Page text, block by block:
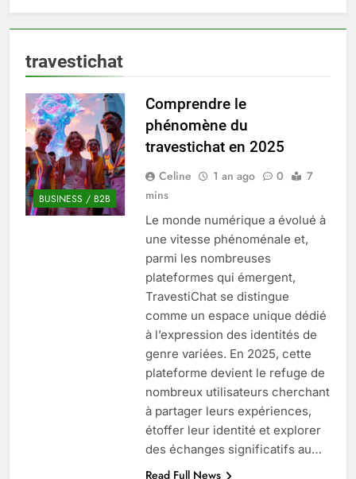
impact dans le domaine médical
4 Mois Ago
Quel est le salaire de Myriam Seurat en
2025 ?
4 Mois Ago
Okrami : comprendre ses
fonctionnalités clés et avantages
4 Mois Ago
Découvrez notre test d’orientation
gratuit spécialement conçu pour
collégiens et lycéens
4 Mois Ago
Liste complète des marques
rezoactif.com à connaître en 2025
4 Mois Ago
travestichat
BUSINESS / B2B
Comprendre le
phénomène du
travestichat en 2025
Celine 1 an ago 0
7
mins
Le monde numérique a évolué à
une vitesse phénoménale et,
parmi les nombreuses
plateformes qui émergent,
TravestiChat se distingue
comme un espace unique dédié
à l’expression des identités de
genre variées. En 2025, cette
plateforme devient le refuge de
nombreux utilisateurs cherchant
à partager leurs expériences,
étoffer leur identité et explorer
des échanges significatifs au…
Read Full News